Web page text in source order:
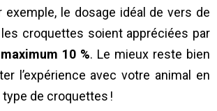
exemple, le dosage idéal de vers de
croquettes soient appréciées par
maximum 10 %. Le mieux reste bien
l’expérience avec votre animal en
type de croquettes !